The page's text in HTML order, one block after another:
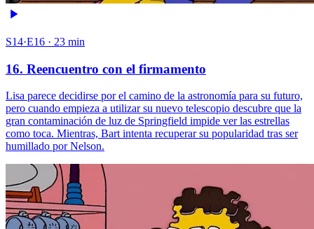
S14·E16 · 23 min
16. Reencuentro con el firmamento
Lisa parece decidirse por el camino de la astronomía para su futuro,
pero cuando empieza a utilizar su nuevo telescopio descubre que la
gran contaminación de luz de Springfield impide ver las estrellas
como toca. Mientras, Bart intenta recuperar su popularidad tras ser
humillado por Nelson.